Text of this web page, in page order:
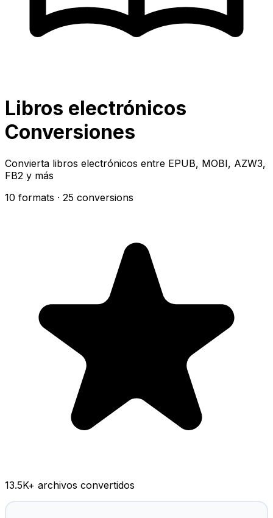
Libros electrónicos
Conversiones
Convierta libros electrónicos entre EPUB, MOBI, AZW3,
FB2 y más
10 formats · 25 conversions
13.5K+ archivos convertidos